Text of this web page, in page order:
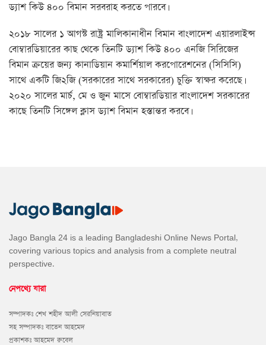
ড্যাশ কিউ ৪০০ বিমান সরবরাহ করতে পারবে।
২০১৮ সালের ১ আগস্ট রাষ্ট্র মালিকানাধীন বিমান বাংলাদেশ এয়ারলাইন্স
বোম্বারডিয়ারের কাছ থেকে তিনটি ড্যাশ কিউ ৪০০ এনজি সিরিজের
বিমান ক্রয়ের জন্য কানাডিয়ান কমার্শিয়াল করপোরেশনের (সিসিসি)
সাথে একটি জি২জি (সরকারের সাথে সরকারের) চুক্তি স্বাক্ষর করেছে।
২০২০ সালের মার্চ, মে ও জুন মাসে বোম্বারডিয়ার বাংলাদেশ সরকারের
কাছে তিনটি সিঙ্গেল ক্লাস ড্যাশ বিমান হস্তান্তর করবে।
Jago Bangla 24 is a leading Bangladeshi Online News Portal,
covering various topics and analysis from a complete neutral
perspective.
নেপথ্যে যারা
সম্পাদকঃ শেখ শহীদ আলী সেরনিয়াবাত
সহ সম্পাদকঃ বাতেন আহমেদ
প্রকাশকঃ আহমেদ রুবেল